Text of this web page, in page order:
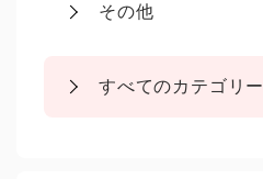
その他
すべてのカテゴリー